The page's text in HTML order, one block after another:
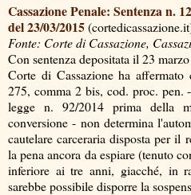
Cassazione Penale: Sentenza n.
del 23/03/2015
Fonte: Corte di Cassazione,
Con sentenza depositata il 23
Corte di Cassazione ha
275, comma 2 bis, cod. proc. pen.
legge n. 92/2014 prima della
conversione - non determina
cautelare carceraria disposta per il
la pena ancora da espiare (tenuto
inferiore ai tre anni, giacché, in
sarebbe possibile disporre la